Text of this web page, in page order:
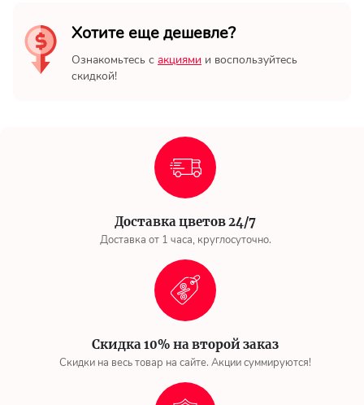
Хотите еще дешевле?
Ознакомьтесь с акциями и воспользуйтесь
скидкой!
Доставка цветов 24/7
Доставка от 1 часа, круглосуточно.
Скидка 10% на второй заказ
Скидки на весь товар на сайте. Акции суммируются!